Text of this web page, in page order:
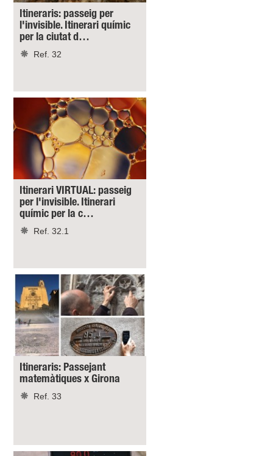
Itineraris: passeig per
l'invisible. Itinerari químic
per la ciutat d…
Ref. 32
Itinerari VIRTUAL: passeig
per l'invisible. Itinerari
químic per la c…
Ref. 32.1
Itineraris: Passejant
matemàtiques x Girona
Ref. 33